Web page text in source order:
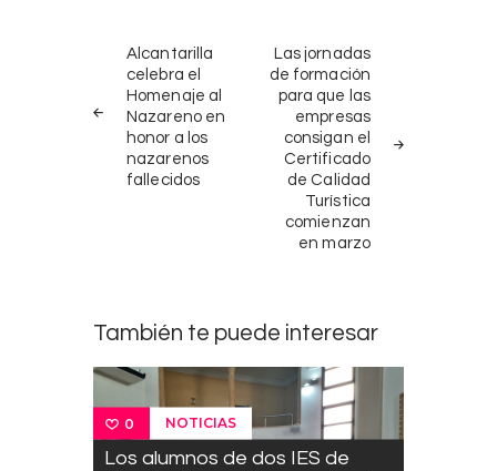
Navegación
entradas
NOTICIAS
ANTERIORES
Alcantarilla
celebra el
Homenaje al
Nazareno en
honor a los
nazarenos
fallecidos
NOTICIA
Las jornadas
de formación
para que las
empresas
consigan el
Certificado
de Calidad
Turística
comienzan
en marzo
También te puede interesar
0 NOTICIAS
Los alumnos de dos IES de